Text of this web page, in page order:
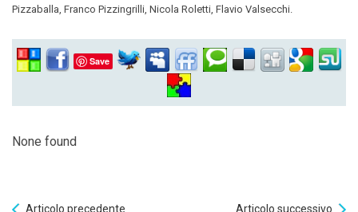
Pizzaballa, Franco Pizzingrilli, Nicola Roletti, Flavio Valsecchi.
Save
None found
Articolo precedente Articolo successivo